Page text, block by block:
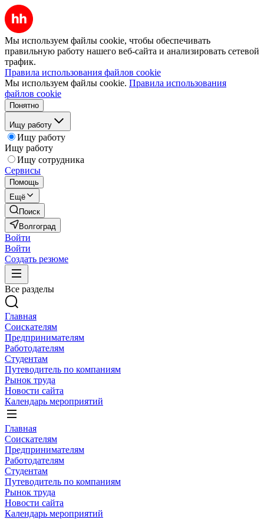
Мы используем файлы cookie, чтобы обеспечивать
правильную работу нашего веб-сайта и анализировать сетевой
трафик.
Правила использования файлов cookie
Мы используем файлы cookie. Правила использования
файлов cookie
Понятно
Ищу работу
Ищу работу
Ищу работу
Ищу сотрудника
Сервисы
Помощь
Ещё
Поиск
Волгоград
Войти
Войти
Создать резюме
Все разделы
Главная
Соискателям
Предпринимателям
Работодателям
Студентам
Путеводитель по компаниям
Рынок труда
Новости сайта
Календарь мероприятий
Главная
Соискателям
Предпринимателям
Работодателям
Студентам
Путеводитель по компаниям
Рынок труда
Новости сайта
Календарь мероприятий